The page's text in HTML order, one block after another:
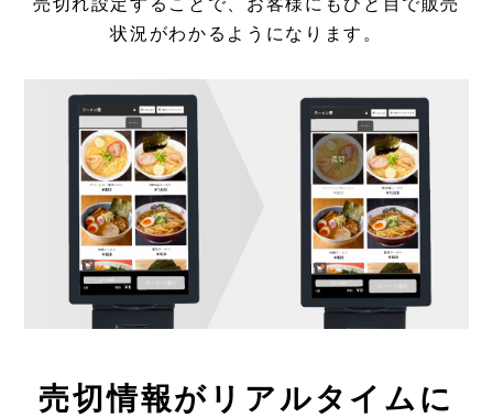
状況がわかるようになります。
売切情報がリアルタイムに